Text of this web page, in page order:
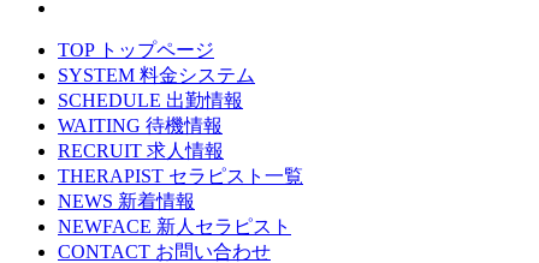
TOP トップページ
SYSTEM 料金システム
SCHEDULE 出勤情報
WAITING 待機情報
RECRUIT 求人情報
THERAPIST セラピスト一覧
NEWS 新着情報
NEWFACE 新人セラピスト
CONTACT お問い合わせ